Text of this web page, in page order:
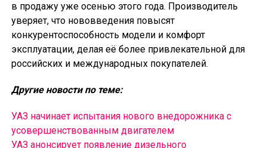
в продажу уже осенью этого года. Производитель
уверяет, что нововведения повысят
конкурентоспособность модели и комфорт
эксплуатации, делая её более привлекательной для
российских и международных покупателей.
Другие новости по теме:
УАЗ начинает испытания нового внедорожника с
усовершенствованным двигателем
УАЗ анонсирует появление дизельного